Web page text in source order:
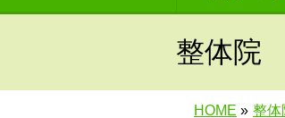
整体院
HOME » 整